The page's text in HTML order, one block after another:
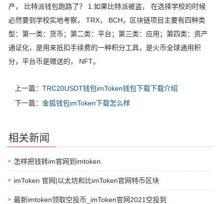
产， 比特派钱包跑路了？ 1.如果比特派被盗， 在选择学校的时候
必然要到学校实地考察， TRX， BCH，区块链项目主要有四种类
型：第一类：货币；第二类：平台；第三类：应用；第四类：资产
通证化，是用来抵扣手续费的一种积分工具，是火币全球通用积
分，平台币是赠送的， NFT。
上一篇： TRC20USDT钱包imToken钱包下载下载介绍
下一篇： 金狐钱包imToken下载怎么样
相关新闻
怎样把钱转im官网到imtoken
imToken 官网|以太坊和比imToken官网特币区块
最新imtoken领取空投币_imToken官网2021空投到